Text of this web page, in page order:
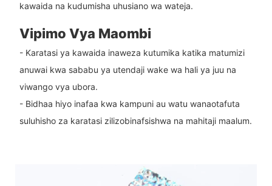
kawaida na kudumisha uhusiano wa wateja.
Vipimo Vya Maombi
- Karatasi ya kawaida inaweza kutumika katika matumizi
anuwai kwa sababu ya utendaji wake wa hali ya juu na
viwango vya ubora.
- Bidhaa hiyo inafaa kwa kampuni au watu wanaotafuta
suluhisho za karatasi zilizobinafsishwa na mahitaji maalum.